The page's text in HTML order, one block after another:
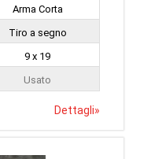
Arma Corta
Tiro a segno
9 x 19
Usato
Dettagli»